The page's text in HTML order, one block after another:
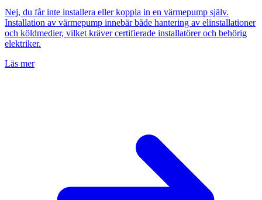
Nej, du får inte installera eller koppla in en värmepump själv.
Installation av värmepump innebär både hantering av elinstallationer
och köldmedier, vilket kräver certifierade installatörer och behörig
elektriker.
Läs mer